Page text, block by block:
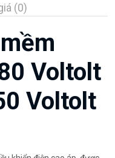
(0)
Voltolt
Voltolt